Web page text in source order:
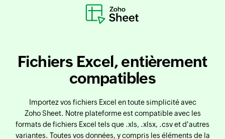
Fichiers Excel, entièrement
compatibles
Importez vos fichiers Excel en toute simplicité avec
Zoho Sheet. Notre plateforme est compatible avec les
formats de fichiers Excel tels que .xls, .xlsx, .csv et d'autres
variantes. Toutes vos données, y compris les éléments de la